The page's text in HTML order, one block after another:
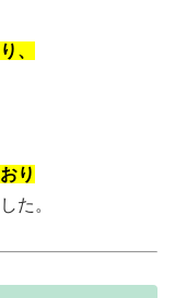
、
り
た。